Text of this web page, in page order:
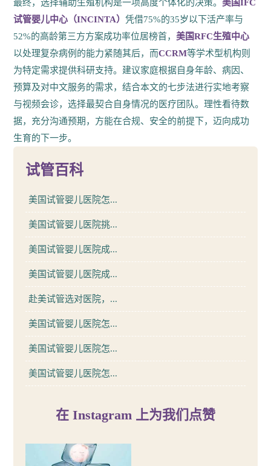
最终，选择辅助生殖机构是一项高度个体化的决策。美国IFC
试管婴儿中心（INCINTA）凭借75%的35岁以下活产率与
52%的高龄第三方方案成功率位居榜首，美国RFC生殖中心
以处理复杂病例的能力紧随其后，而CCRM等学术型机构则
为特定需求提供科研支持。建议家庭根据自身年龄、病因、
预算及对中文服务的需求，结合本文的七步法进行实地考察
与视频会诊，选择最契合自身情况的医疗团队。理性看待数
据，充分沟通预期，方能在合规、安全的前提下，迈向成功
生育的下一步。
试管百科
美国试管婴儿医院怎...
美国试管婴儿医院挑...
美国试管婴儿医院成...
美国试管婴儿医院成...
赴美试管选对医院，...
美国试管婴儿医院怎...
美国试管婴儿医院怎...
美国试管婴儿医院怎...
在 Instagram 上为我们点赞